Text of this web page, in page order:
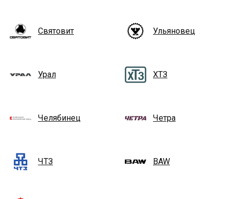
Святовит Ульяновец
Урал ХТЗ
Челябинец Четра
ЧТЗ BAW